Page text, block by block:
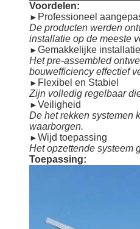
Voordelen:
► Professioneel
De producten werden
installatie op de meeste
►Gemakkelijke installatie
Het pre-assembled
bouwefficiency effectief
► Flexibel en Stabiel
Zijn volledig regelbaar
►Veiligheid
De het rekken systemen
waarborgen.
►Wijd toepassing
Het opzettende systeem
Toepassing: